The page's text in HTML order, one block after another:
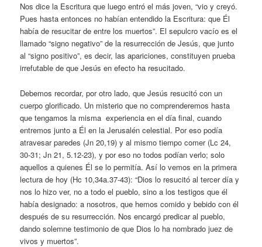
Nos dice la Escritura que luego entró el más joven, “vio y creyó.
Pues hasta entonces no habían entendido la Escritura: que Él
había de resucitar de entre los muertos”. El sepulcro vacío es el
llamado “signo negativo” de la resurrección de Jesús, que junto
al “signo positivo”, es decir, las apariciones, constituyen prueba
irrefutable de que Jesús en efecto ha resucitado.
Debemos recordar, por otro lado, que Jesús resucitó con un
cuerpo glorificado. Un misterio que no comprenderemos hasta
que tengamos la misma experiencia en el día final, cuando
entremos junto a Él en la Jerusalén celestial. Por eso podía
atravesar paredes (Jn 20,19) y al mismo tiempo comer (Lc 24,
30-31; Jn 21, 5.12-23), y por eso no todos podían verlo; solo
aquellos a quienes Él se lo permitía. Así lo vemos en la primera
lectura de hoy (Hc 10,34a.37-43): “Dios lo resucitó al tercer día y
nos lo hizo ver, no a todo el pueblo, sino a los testigos que él
había designado: a nosotros, que hemos comido y bebido con él
después de su resurrección. Nos encargó predicar al pueblo,
dando solemne testimonio de que Dios lo ha nombrado juez de
vivos y muertos”.